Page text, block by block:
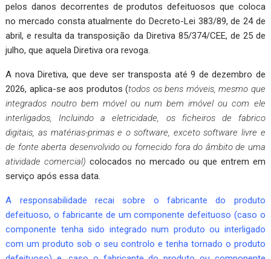
pelos danos decorrentes de produtos defeituosos que coloca
no mercado consta atualmente do Decreto-Lei 383/89, de 24 de
abril, e resulta da transposição da Diretiva 85/374/CEE, de 25 de
julho, que aquela Diretiva ora revoga.
A nova Diretiva, que deve ser transposta até 9 de dezembro de
2026, aplica-se aos produtos (todos os bens móveis, mesmo que
integrados noutro bem móvel ou num bem imóvel ou com ele
interligados, Incluindo a eletricidade, os ficheiros de fabrico
digitais, as matérias-primas e o software, exceto software livre e
de fonte aberta desenvolvido ou fornecido fora do âmbito de uma
atividade comercial)colocados no mercado ou que entrem em
serviço após essa data.
A responsabilidade recai sobre o fabricante do produto
defeituoso, o fabricante de um componente defeituoso (caso o
componente tenha sido integrado num produto ou interligado
com um produto sob o seu controlo e tenha tornado o produto